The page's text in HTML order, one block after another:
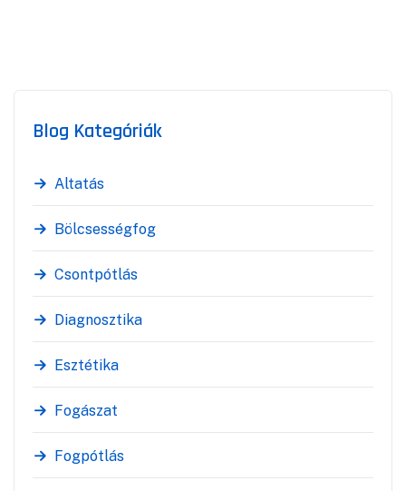
Blog Kategóriák
Altatás
Bölcsességfog
Csontpótlás
Diagnosztika
Esztétika
Fogászat
Fogpótlás